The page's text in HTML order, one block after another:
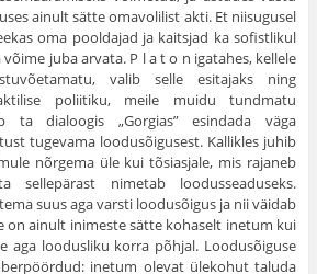
ainult sätte omavolilist akti. Et niisugusel
oma pool­dajad ja kaitsjad ka sofistlikul
juba arvata. Ρ l a t ο n igatahes, kellele
valib selle esitajaks ning
poliitiku, meile muidu tundmatu
ta dialoogis „Gorgias” esindada väga
tugevama loodusõigusest. Kallikles juhib
nõrgema üle kui tõsiasjale, mis rajaneb
nimetab loodus­seaduseks.
suus aga varsti loodusõigus ja nii väi­dab
on ainult inimeste sätte kohaselt inetum kui
aga loodusliku korra põhjal. Loodusõiguse
inetum olevat ülekohut taluda